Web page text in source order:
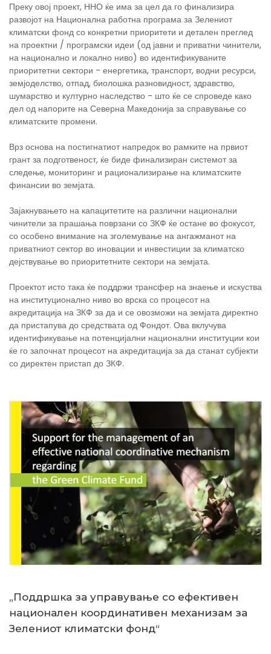
Преку овој проект, ННО ќе има за цел да го финализира
развојот на Национална работна програма за Зелениот
климатски фонд со конкретни приоритети и детален преглед
на проектни / програмски идеи (од јавни и приватни чинители,
на национално и локално ниво) во идентификуваните
приоритетни сектори - енергетика, транспорт, водни ресурси,
земјоделство, отпад, биолошка разновидност, здравство,
шумарство и културно наследство - што ќе се спроведе како
дел од напорите на Северна Македонија за справување со
климатските промени.
Врз основа на постигнатиот напредок во рамките на првиот
грант за подготвеност, ќе биде финализиран системот за
следење, мониторинг и рационализирање на климатските
финансии во земјата.
Зајакнувањето на капацитетите на различни национални
чинители за прашања поврзани со ЗКФ ќе остане во фокусот,
со особено внимание на зголемување на ангажманот на
приватниот сектор во иновации и инвестиции за климатско
дејствување во приоритетните сектори на земјата.
Проектот исто така ќе поддржи трансфер на знаење и искуства
на институционално ниво во врска со процесот на
акредитација на ЗКФ за да и се овозможи на земјата директно
да пристапува до средствата од Фондот. Ова вклучува
идентификување на потенцијални национални институции кои
ќе го започнат процесот на акредитација за да станат субјекти
со директен пристап до ЗКФ.
„Поддршка за управување со ефективен
национален координативен механизам за
Зелениот климатски фонд“